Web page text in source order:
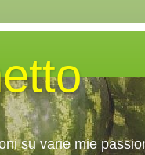
su varie mie